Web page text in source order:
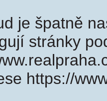
je špatně
stránky
https://